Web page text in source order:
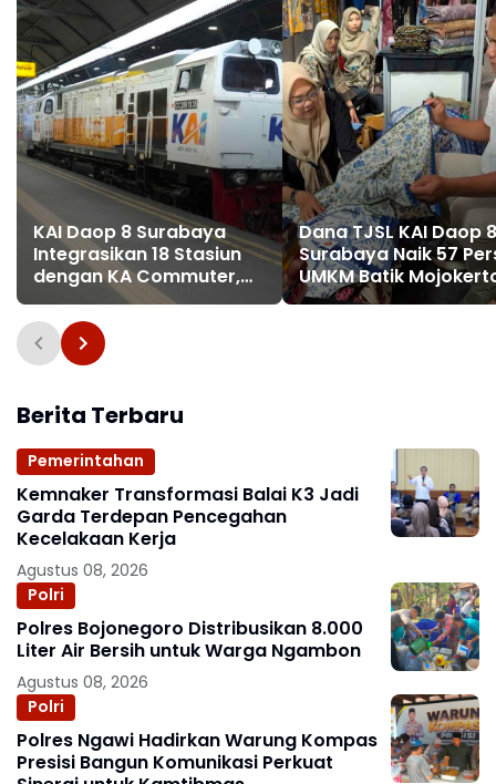
KAI Daop 8 Surabaya
Integrasikan 18 Stasiun
dengan KA Commuter,
Perjalanan Makin Praktis
Dana TJSL KAI Daop 8
Surabaya Naik 57
UMKM Batik
Tembus Indonesia
Berita Terbaru
Pemerintahan
Kemnaker Transformasi Balai K3 Jadi
Garda Terdepan Pencegahan
Kecelakaan Kerja
Agustus 08, 2026
Polri
Polres Bojonegoro Distribusikan 8.000
Liter Air Bersih untuk Warga Ngambon
Agustus 08, 2026
Polri
Polres Ngawi Hadirkan Warung Kompas
Presisi Bangun Komunikasi Perkuat